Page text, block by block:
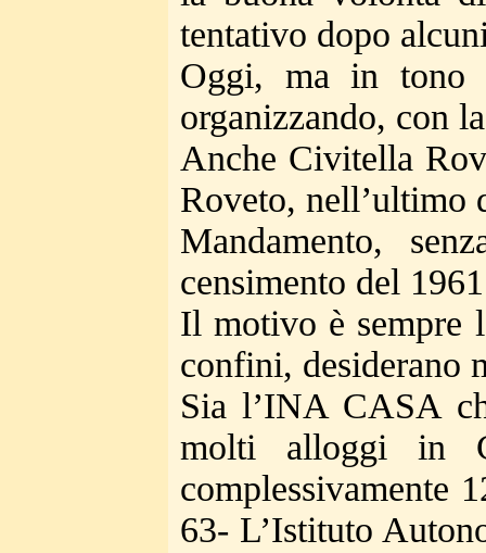
tentativo dopo
Oggi, ma in tono
organizzando, con
Anche Civitella
Roveto, nell’ultimo
Mandamento,
censimento del
Il motivo è sempre
confini, desiderano
Sia l’INA CASA
molti alloggi in
complessivamente
63- L’Istituto